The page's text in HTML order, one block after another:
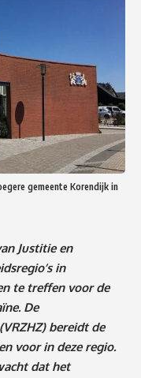
gemeente Korendijk in
Justitie en
in
te treffen voor de
De
bereidt de
voor in deze regio.
dat het